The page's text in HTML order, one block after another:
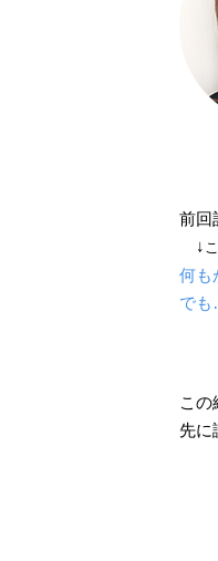
前回
↓
何も
でも
この
先に